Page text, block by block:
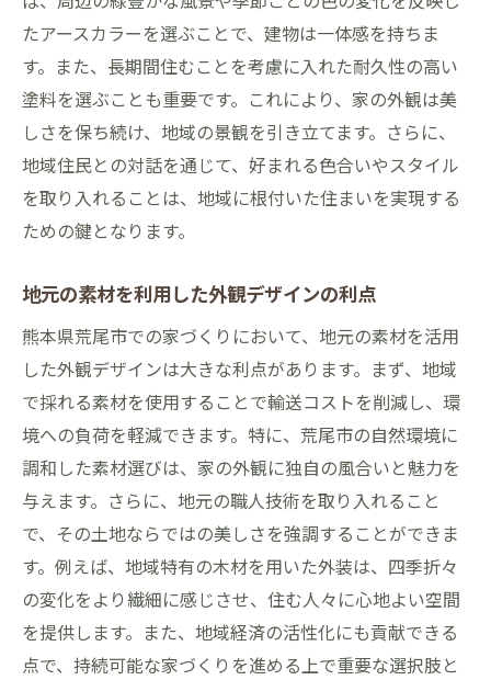
たアースカラーを選ぶことで、建物は一体感を持ちま
す。また、長期間住むことを考慮に入れた耐久性の高い
塗料を選ぶことも重要です。これにより、家の外観は美
しさを保ち続け、地域の景観を引き立てます。さらに、
地域住民との対話を通じて、好まれる色合いやスタイル
を取り入れることは、地域に根付いた住まいを実現する
ための鍵となります。
地元の素材を利用した外観デザインの利点
熊本県荒尾市での家づくりにおいて、地元の素材を活用
した外観デザインは大きな利点があります。まず、地域
で採れる素材を使用することで輸送コストを削減し、環
境への負荷を軽減できます。特に、荒尾市の自然環境に
調和した素材選びは、家の外観に独自の風合いと魅力を
与えます。さらに、地元の職人技術を取り入れること
で、その土地ならではの美しさを強調することができま
す。例えば、地域特有の木材を用いた外装は、四季折々
の変化をより繊細に感じさせ、住む人々に心地よい空間
を提供します。また、地域経済の活性化にも貢献できる
点で、持続可能な家づくりを進める上で重要な選択肢と